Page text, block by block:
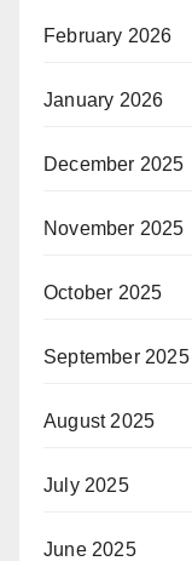
February 2026
January 2026
December 2025
November 2025
October 2025
September 2025
August 2025
July 2025
June 2025